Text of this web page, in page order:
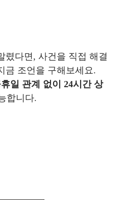
렸다면, 사건을 직접 해결
금 조언을 구해보세요.
일 관계 없이 24시간 상
합니다.